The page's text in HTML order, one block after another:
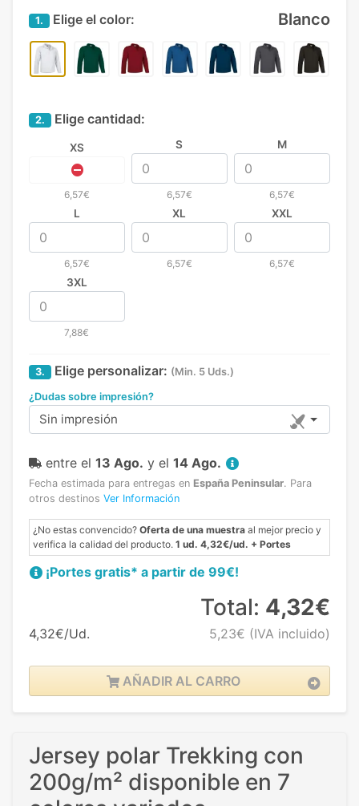
1. Elige el color: Blanco
2. Elige cantidad:
XS
6,57€
S
6,57€
M
6,57€
L
6,57€
XL
6,57€
XXL
6,57€
3XL
7,88€
3. Elige personalizar: (Min. 5 Uds.)
¿Dudas sobre impresión?
Sin impresión
entre el 13 Ago. y el 14 Ago.
Fecha estimada para entregas en España Peninsular. Para
otros destinos Ver Información
¿No estas convencido? Oferta de una muestra al mejor precio y
verifica la calidad del producto. 1 ud. 4,32€/ud. + Portes
¡Portes gratis* a partir de 99€!
4,32€/Ud.
Total: 4,32€
5,23€ (IVA incluido)
AÑADIR AL CARRO
Jersey polar Trekking con
200g/m² disponible en 7